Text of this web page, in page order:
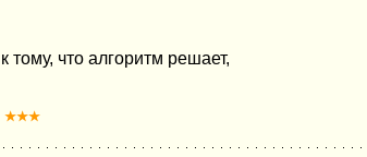
что алгоритм решает,
★★★